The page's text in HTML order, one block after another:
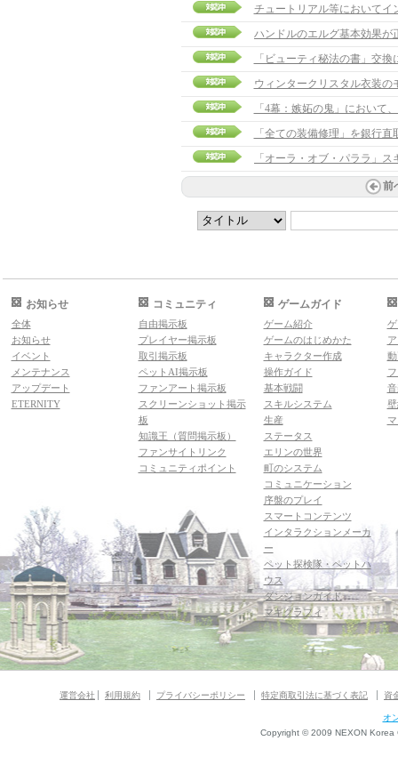
チュートリアル等においてイ
ハンドルのエルグ基本効果が
「ビューティ秘法の書」交換
ウィンタークリスタル衣装の
「4幕：嫉妬の鬼」において
「全ての装備修理」を銀行
前
お知らせ
全体
お知らせ
イベント
メンテナンス
アップデート
ETERNITY
コミュニティ
自由掲示板
プレイヤー掲示板
取引掲示板
ペットAI掲示板
ファンアート掲示板
スクリーンショット掲示
板
知識王（質問掲示板）
ファンサイトリンク
コミュニティポイント
ゲームガイド
ゲーム紹介
ゲームのはじめかた
キャラクター作成
操作ガイド
基本戦闘
スキルシステム
生産
ステータス
エリンの世界
町のシステム
コミュニケーション
序盤のプレイ
スマートコンテンツ
インタラクションメーカ
ー
ペット探検隊・ペットハ
ウス
ダンジョンガイド
マギグラフィ
運営会社 利用規約 プライバシーポリシー 特定商取引法に基づく表記 資
オ
Copyright © 2009 NEXON Korea